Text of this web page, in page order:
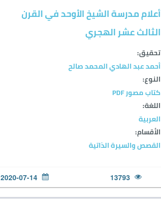
أعلام مدرسة الشيخ الأوحد في القرن
الثالث عشر الهجري
تحقيق:
أحمد عبد الهادي المحمد صالح
النوع:
كتاب مصور PDF
اللغة:
العربية
الأقسام:
القصص والسيرة الذاتية
13793
2020-07-14